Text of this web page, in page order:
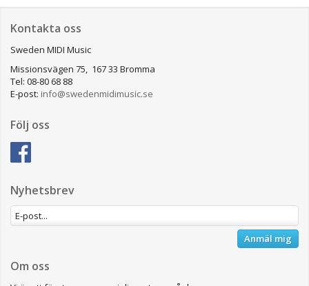
Kontakta oss
Sweden MIDI Music
Missionsvägen 75, 167 33 Bromma
Tel: 08-80 68 88
E-post: info@swedenmidimusic.se
Följ oss
Nyhetsbrev
Anmäl mig
Om oss